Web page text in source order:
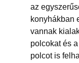
az
konyhákban
vannak
polcokat és
polcot is